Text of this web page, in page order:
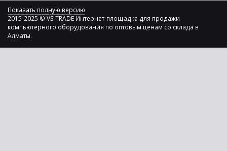
Показать полную версию
2015-2025 © VS TRADE Интернет-площадка для продажи
компьютерного оборудования по оптовым ценам со склада в
Алматы.